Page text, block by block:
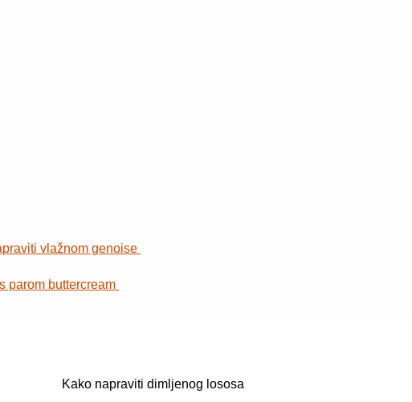
vlažnom genoise
parom buttercream
Kako napraviti dimljenog lososa